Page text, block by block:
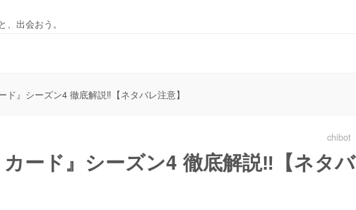
、出会おう。
ド』シーズン4 徹底解説‼︎【ネタバレ注意】
chibot
カード』シーズン4 徹底解説‼︎【ネタバ